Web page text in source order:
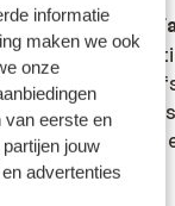
informatie
maken we ook
onze
van eerste en
jouw
advertenties
2026
Mooi
een
Mooi
een